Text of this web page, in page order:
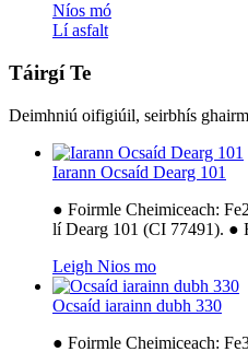
Níos mó
Lí asfalt
Táirgí Te
Deimhniú oifigiúil, seirbhís
Iarann ​​Ocsaíd Dearg 101
● Foirmle Cheimiceach:
lí Dearg 101 (CI 77491). ●
Leigh Nios mo
Ocsaíd iarainn dubh 330
● Foirmle Cheimiceach: